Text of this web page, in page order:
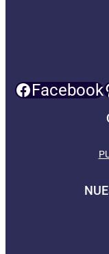
Facebook